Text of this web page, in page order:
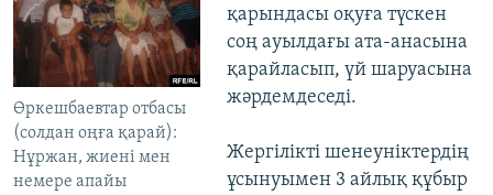
Өркешбаевтар отбасы
(солдан оңға қарай):
Нұржан, жиені мен
немере апайы
қарындасы оқуға түскен
соң ауылдағы ата-анасына
қарайласып, үй шаруасына
жәрдемдеседі.
Жергілікті шенеуніктердің
ұсынуымен 3 айлық құбыр